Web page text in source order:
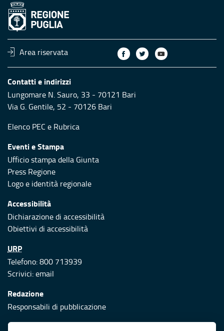
Area riservata
Contatti e indirizzi
Lungomare N. Sauro, 33 - 70121 Bari
Via G. Gentile, 52 - 70126 Bari
Elenco PEC e Rubrica
Eventi e Stampa
Ufficio stampa della Giunta
Press Regione
Logo e identità regionale
Accessibilità
Dichiarazione di accessibilità
Obiettivi di accessibilità
URP
Telefono: 800 713939
Scrivici:email
Redazione
Responsabili di pubblicazione
Protezione civile